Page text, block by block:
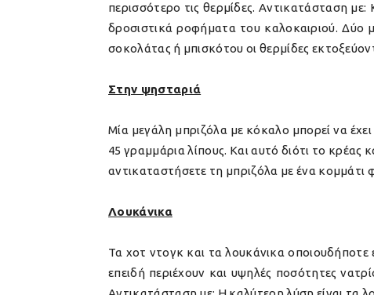
περισσότερο τις θερμίδες. Αντικατάσταση με:
δροσιστικά ροφήματα του καλοκαιριού. Δύο
σοκολάτας ή μπισκότου οι θερμίδες
Στην ψησταριά
Μία μεγάλη μπριζόλα με κόκαλο μπορεί να
45 γραμμάρια λίπους. Και αυτό διότι το κρέας
αντικαταστήσετε τη μπριζόλα με ένα
Λουκάνικα
Τα χοτ ντογκ και τα λουκάνικα οποιουδήποτε
επειδή περιέχουν και υψηλές ποσότητες